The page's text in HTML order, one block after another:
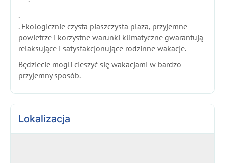
.
. Ekologicznie czysta piaszczysta plaża, przyjemne
powietrze i korzystne warunki klimatyczne gwarantują
relaksujące i satysfakcjonujące rodzinne wakacje.
Będziecie mogli cieszyć się wakacjami w bardzo
przyjemny sposób.
Lokalizacja